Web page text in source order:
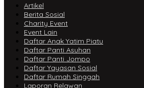
Artikel
Berita Sosial
Charity Event
Event Lain
Daftar Anak Yatim Piatu
Daftar Panti Asuhan
Daftar Panti Jompo
Daftar Yayasan Sosial
Daftar Rumah Singgah
Laporan Relawan